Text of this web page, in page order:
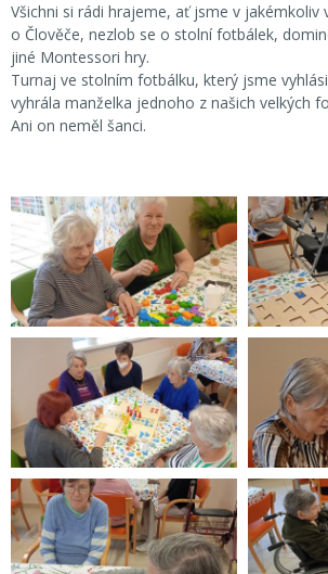
Všichni si rádi hrajeme, ať jsme v jakémkoliv
o Člověče, nezlob se o stolní fotbálek,
jiné Montessori hry.
Turnaj ve stolním fotbálku, který jsme
vyhrála manželka jednoho z našich velkých
Ani on neměl šanci.